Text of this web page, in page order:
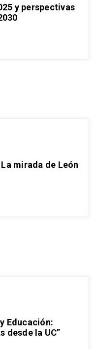
y perspectivas
mirada de León
Educación:
desde la UC”